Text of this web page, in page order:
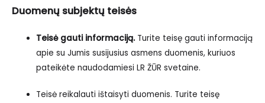
Duomenų subjektų teisės
Teisė gauti informaciją.Turite teisę gauti informaciją
apie su Jumis susijusius asmens duomenis, kuriuos
pateikėte naudodamiesi LR ŽŪR svetaine.
Teisė reikalauti ištaisyti duomenis. Turite teisę